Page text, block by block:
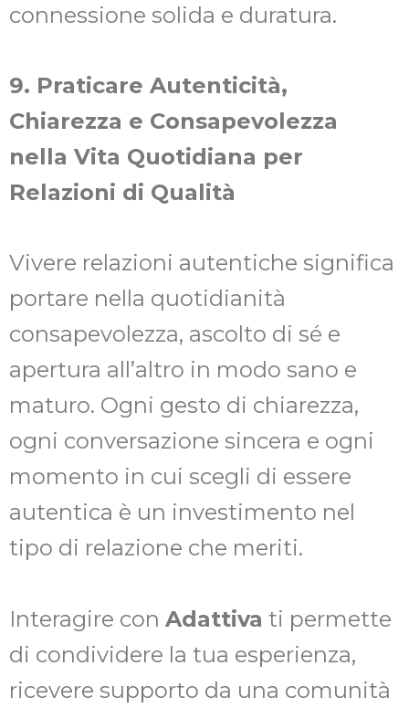
connessione solida e duratura.
9. Praticare Autenticità,
Chiarezza e Consapevolezza
nella Vita Quotidiana per
Relazioni di Qualità
Vivere relazioni autentiche significa
portare nella quotidianità
consapevolezza, ascolto di sé e
apertura all’altro in modo sano e
maturo. Ogni gesto di chiarezza,
ogni conversazione sincera e ogni
momento in cui scegli di essere
autentica è un investimento nel
tipo di relazione che meriti.
Interagire con Adattiva ti permette
di condividere la tua esperienza,
ricevere supporto da una comunità